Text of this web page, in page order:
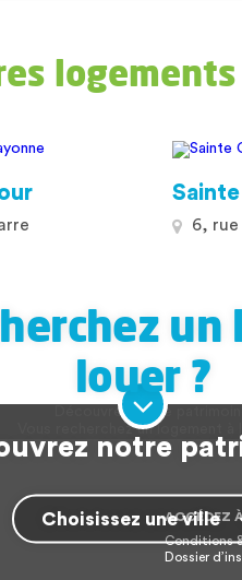
logements
6, rue
un
louer ?
notre
Choisissez une ville
ACCÉDEZ
Conditions
Dossier